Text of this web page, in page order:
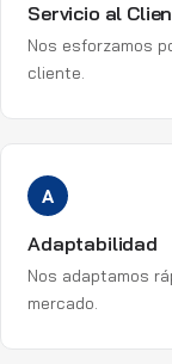
Servicio al
Nos esforzamos
cliente.
A
Adaptabilidad
Nos adaptamos
mercado.